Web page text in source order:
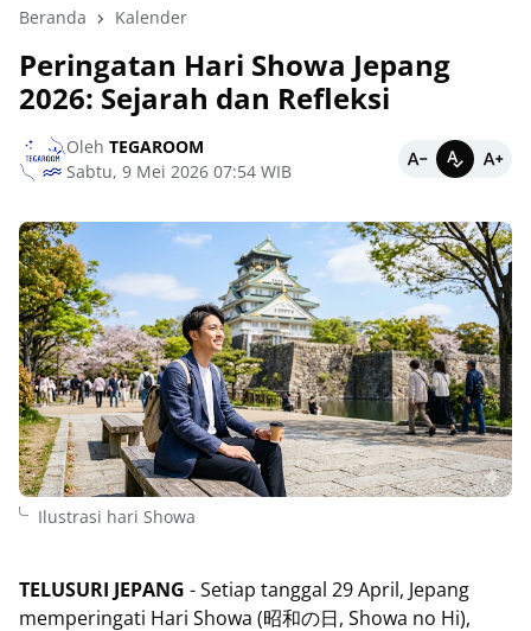
Beranda Kalender
Peringatan Hari Showa Jepang
2026: Sejarah dan Refleksi
Oleh TEGAROOM
Sabtu, 9 Mei 2026 07:54 WIB
Ilustrasi hari Showa
TELUSURI JEPANG - Setiap tanggal 29 April, Jepang
memperingati Hari Showa (昭和の日, Showa no Hi),